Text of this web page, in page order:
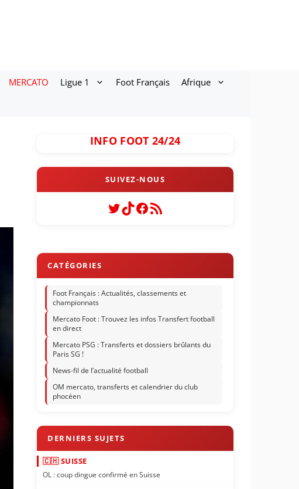
MERCATO Ligue 1 Foot Français Afrique
INFO FOOT 24/24
Twitter
TikTok
Facebook
Flux RSS
Foot Français : Actualités, classements et
championnats
Mercato Foot : Trouvez les infos Transfert football
en direct
Mercato PSG : Transferts et dossiers brûlants du
Paris SG !
News-fil de l’actualité football
OM mercato, transferts et calendrier du club
phocéen
🇨🇭 SUISSE
OL : coup dingue confirmé en Suisse